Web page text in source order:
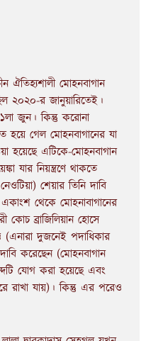
ঐতিহ্যশালী মোহনবাগান
২০২০-র জানুয়ারিতেই।
জুন। কিন্তু করোনা
হয়ে গেল মোহনবাগানের যা
হয়েছে এটিকে-মোহনবাগান
যার নিয়ন্ত্রণে থাকতে
শেয়ার তিনি দাবি
থেকে মোহনাবাগানের
ব্রাজিলিয়ান হোসে
(এনারা দুজনেই পদাধিকার
করেছেন (মোহনবাগান
যোগ করা হয়েছে এবং
রাখা যায়)। কিন্তু এর পরেও